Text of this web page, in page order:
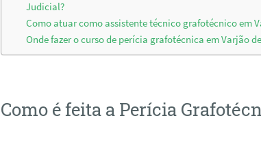
Judicial?
Como atuar como assistente técnico grafotécnico em
Onde fazer o curso de perícia grafotécnica em Varjão
Como é feita a Perícia